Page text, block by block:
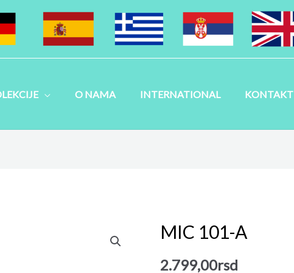
O NAMA INTERNATIONAL KONTAKT
MIC 101-A
2.799,00rsd
MIC
A